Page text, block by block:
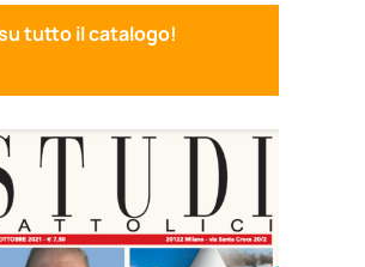
tutto il catalogo!